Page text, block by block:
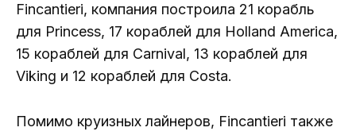
Fincantieri, компания построила 21 корабль
для Princess, 17 кораблей для Holland America,
15 кораблей для Carnival, 13 кораблей для
Viking и 12 кораблей для Costa.
Помимо круизных лайнеров, Fincantieri также